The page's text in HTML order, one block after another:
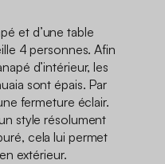
et d’une table
4 personnes. Afin
d’intérieur, les
sont épais. Par
fermeture éclair.
style résolument
cela lui permet
extérieur.